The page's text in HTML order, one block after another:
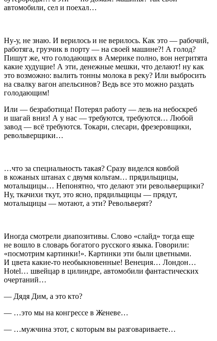
автомобили, сел и поехал…
Ну-у, не знаю. И верилось и не верилось. Как это — рабочий,
работяга, грузчик в порту — на своей машине?! А голод?
Пишут же, что голодающих в Америке полно, вон негритята
какие худущие! А эти, денежные мешки, что делают! ну как
это возможно: вылить тонны молока в реку? Или выбросить
на свалку вагон апельсинов? Ведь все это можно раздать
голодающим!
Или — безработица! Потерял работу — лезь на небоскреб
и шагай вниз! А у нас — требуются, требуются… Любой
завод — всё требуются. Токари, слесари, фрезеровщики,
револьверщики…
…что за специальность такая? Сразу виделся ковбой
в кожаных штанах с двумя кольтам… прядильщицы,
мотальщицы… Непонятно, что делают эти револьверщики?
Ну, ткачихи ткут, это ясно, прядильщицы — прядут,
мотальщицы — мотают, а эти? Револьверят?
Иногда смотрели диапозитивы. Слово «слайд» тогда еще
не вошло в словарь богатого русского языка. Говорили:
«посмотрим картинки!». Картинки эти были цветными.
И цвета какие-то необыкновенные! Венеция… Лондон…
Hotel… швейцар в цилиндре, автомобили фантастических
очертаний…
— Дядя Дим, а это кто?
— …это мы на конгрессе в Женеве…
— …мужчина этот, с которым вы разговариваете…